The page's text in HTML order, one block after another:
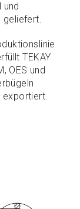
und
geliefert.
TEKAY
OES und
exportiert.